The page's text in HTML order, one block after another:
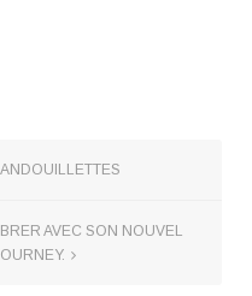
AVEC SON NOUVEL